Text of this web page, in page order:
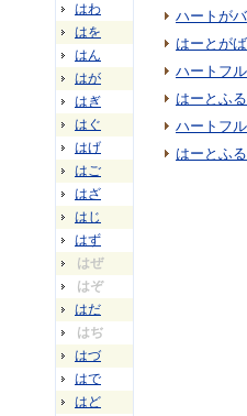
はわ
はを
はん
はが
はぎ
はぐ
はげ
はご
はざ
はじ
はず
はぜ
はぞ
はだ
はぢ
はづ
はで
はど
ハートが
はーとが
ハートフ
はーとふ
ハートフ
はーとふ